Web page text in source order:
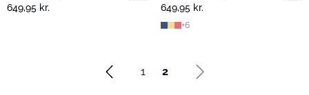
649,95 kr.
649,95 kr.
+6
1 2